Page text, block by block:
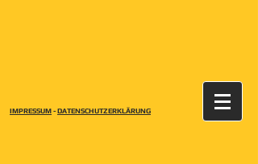
IMPRESSUM -DATENSCHUTZERKLÄRUNG